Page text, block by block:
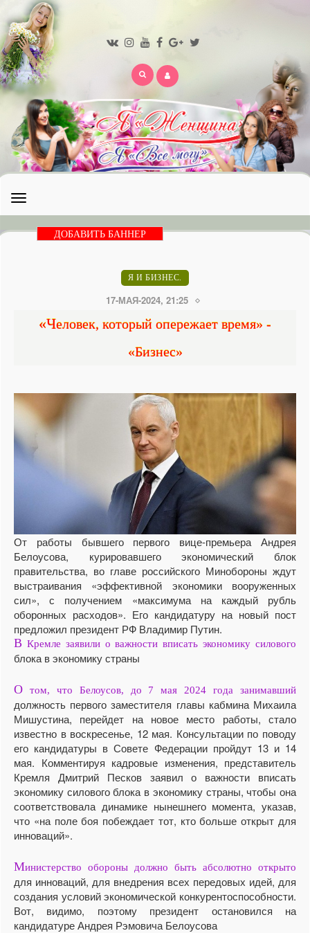
Открыть
меню
ДОБАВИТЬ БАННЕР
Я И БИЗНЕС.
17-МАЯ-2024, 21:25
«Человек, который опережает время» -
«Бизнес»
От работы бывшего первого вице-премьера Андрея
Белоусова, курировавшего экономический блок
правительства, во главе российского Минобороны ждут
выстраивания «эффективной экономики вооруженных
сил», с получением «максимума на каждый рубль
оборонных расходов». Его кандидатуру на новый пост
предложил президент РФ Владимир Путин.
В Кремле заявили о важности вписать экономику силового
блока в экономику страны
О том, что Белоусов, до 7 мая 2024 года занимавший
должность первого заместителя главы кабмина Михаила
Мишустина, перейдет на новое место работы, стало
известно в воскресенье, 12 мая. Консультации по поводу
его кандидатуры в Совете Федерации пройдут 13 и 14
мая. Комментируя кадровые изменения, представитель
Кремля Дмитрий Песков заявил о важности вписать
экономику силового блока в экономику страны, чтобы она
соответствовала динамике нынешнего момента, указав,
что «на поле боя побеждает тот, кто больше открыт для
инноваций».
Министерство обороны должно быть абсолютно открыто
для инноваций, для внедрения всех передовых идей, для
создания условий экономической конкурентоспособности.
Вот, видимо, поэтому президент остановился на
кандидатуре Андрея Рэмовича Белоусова